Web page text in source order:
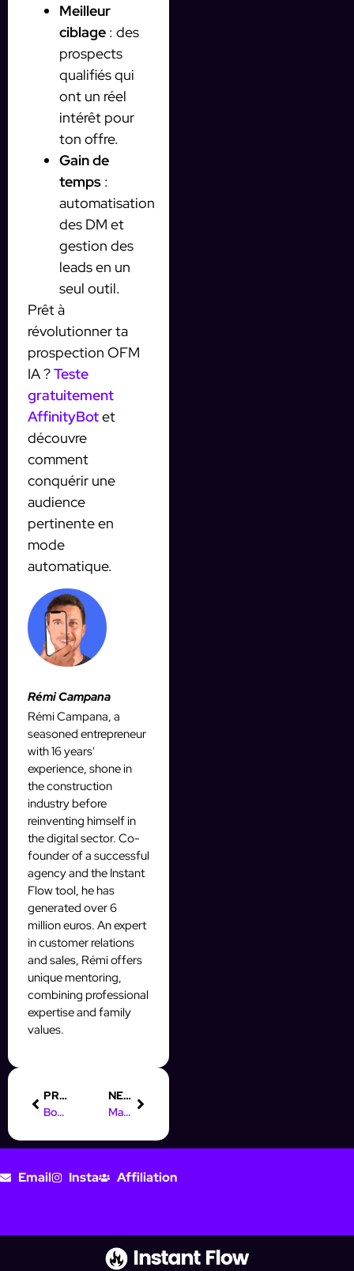
Meilleur
ciblage : des
prospects
qualifiés qui
ont un réel
intérêt pour
ton offre.
Gain de
temps :
automatisation
des DM et
gestion des
leads en un
seul outil.
Prêt à
révolutionner ta
prospection OFM
IA ?Teste
gratuitement
AffinityBotet
découvre
comment
conquérir une
audience
pertinente en
mode
automatique.
Rémi Campana
Rémi Campana, a
seasoned entrepreneur
with 16 years'
experience, shone in
the construction
industry before
reinventing himself in
the digital sector. Co-
founder of a successful
agency and the Instant
Flow tool, he has
generated over 6
million euros. An expert
in customer relations
and sales, Rémi offers
unique mentoring,
combining professional
expertise and family
values.
PREVIOUS
Boost Customer Experience with AI-Driven Instagram & Facebook Automation
NEXT
Master Automated Instagram Themes with InstantFlow: A Guide
Email Insta Affiliation